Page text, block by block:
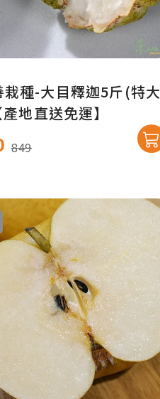
栽種-大目釋迦5斤(特大
地直送免運】
849